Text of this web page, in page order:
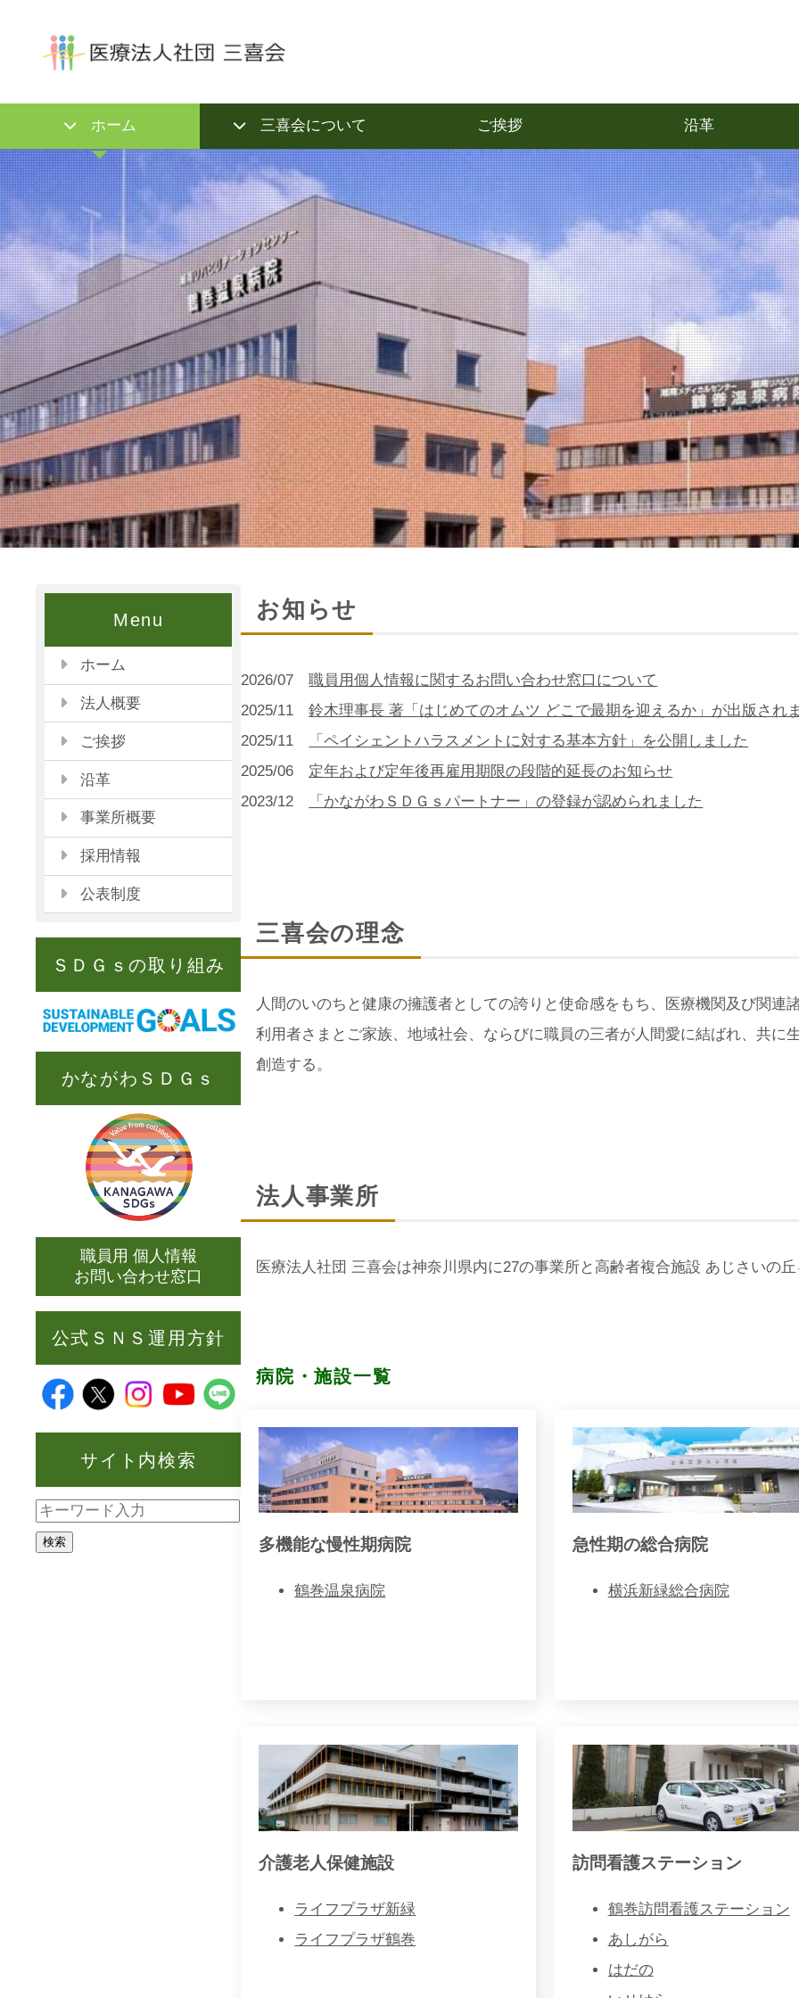
ホーム 三喜会について ご挨拶 沿革
お知らせ
2026/07職員用個人情報に関するお問い合わせ窓口について
2025/11鈴木理事長 著「はじめてのオムツ どこで最期を迎えるか」が出版され
2025/11
「ペイシェントハラスメントに対する基本方針」を公開しました
2025/06 定年および定年後再雇用期限の段階的延長のお知らせ
2023/12
「かながわＳＤＧｓパートナー」の登録が認められました
三喜会の理念
人間のいのちと健康の擁護者としての誇りと使命感をもち、医療機関及び関
利用者さまとご家族、地域社会、ならびに職員の三者が人間愛に結ばれ、共に
創造する。
法人事業所
医療法人社団 三喜会は神奈川県内に27の事業所と高齢者複合施設 あじさいの
病院・施設一覧
多機能な慢性期病院
鶴巻温泉病院
急性期の総合病院
横浜新緑総合病院
介護老人保健施設
ライフプラザ新緑
ライフプラザ鶴巻
訪問看護ステーション
鶴巻訪問看護ステーション
あしがら
はだの
Menu
ホーム
法人概要
ご挨拶
沿革
事業所概要
採用情報
公表制度
ＳＤＧｓの取り組み
かながわＳＤＧｓ
職員用 個人情報
お問い合わせ窓口
公式ＳＮＳ運用方針
サイト内検索
検索